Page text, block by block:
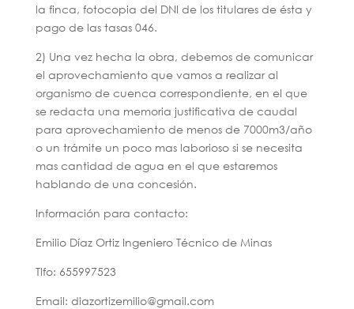
la finca, fotocopia del DNI de los titulares de ésta y
pago de las tasas 046.
2) Una vez hecha la obra, debemos de comunicar
el aprovechamiento que vamos a realizar al
organismo de cuenca correspondiente, en el que
se redacta una memoria justificativa de caudal
para aprovechamiento de menos de 7000m3/año
o un trámite un poco mas laborioso si se necesita
mas cantidad de agua en el que estaremos
hablando de una concesión.
Información para contacto:
Emilio Díaz Ortiz Ingeniero Técnico de Minas
Tlfo: 655997523
Email: diazortizemilio@gmail.com